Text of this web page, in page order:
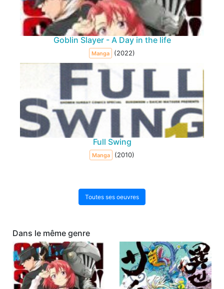
Goblin Slayer - A Day in the life
Manga (2022)
Full Swing
Manga (2010)
Toutes ses oeuvres
Dans le même genre